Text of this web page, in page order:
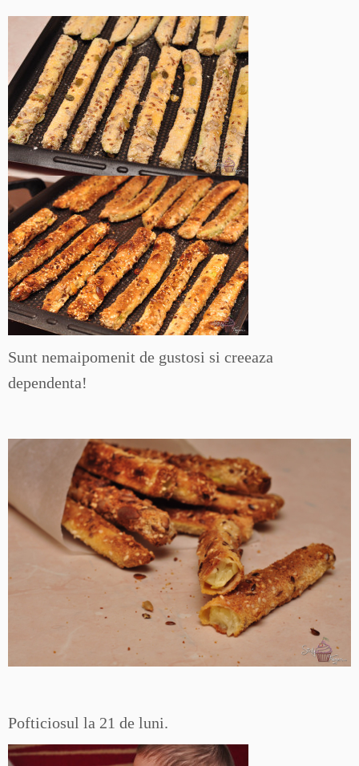
Sunt nemaipomenit de gustosi si creeaza
dependenta!
Pofticiosul la 21 de luni.